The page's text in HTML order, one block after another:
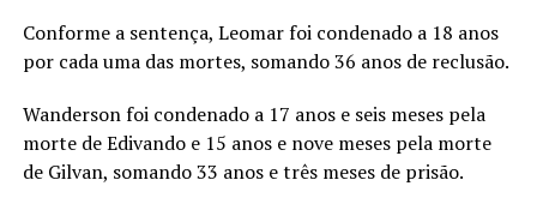
Conforme a sentença, Leomar foi condenado a 18 anos
por cada uma das mortes, somando 36 anos de reclusão.
Wanderson foi condenado a 17 anos e seis meses pela
morte de Edivando e 15 anos e nove meses pela morte
de Gilvan, somando 33 anos e três meses de prisão.